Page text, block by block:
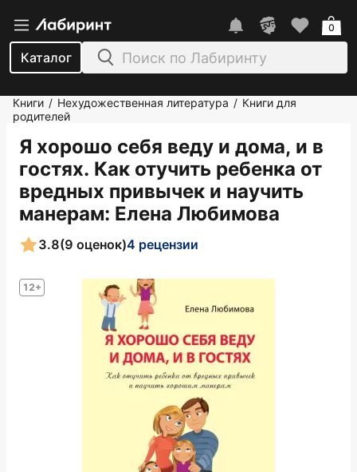
Каталог
0
Книги / Нехудожественная литература / Книги для
родителей
Я хорошо себя веду и дома, и в
гостях. Как отучить ребенка от
вредных привычек и научить
манерам: Елена Любимова
12+
3.8(9 оценок)4 рецензии